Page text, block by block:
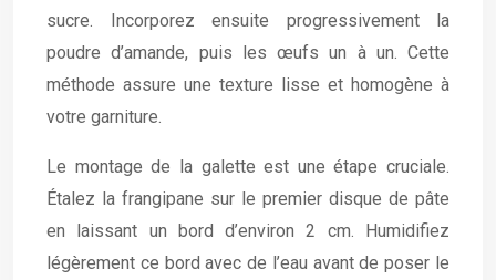
sucre. Incorporez ensuite progressivement la
poudre d’amande, puis les œufs un à un. Cette
méthode assure une texture lisse et homogène à
votre garniture.
Le montage de la galette est une étape cruciale.
Étalez la frangipane sur le premier disque de pâte
en laissant un bord d’environ 2 cm. Humidifiez
légèrement ce bord avec de l’eau avant de poser le